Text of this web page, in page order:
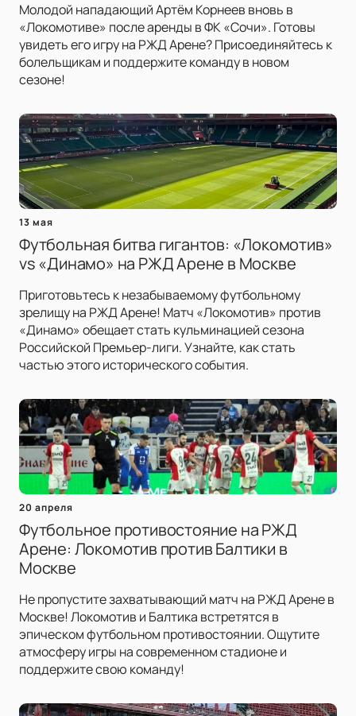
Молодой нападающий Артём Корнеев вновь в
«Локомотиве» после аренды в ФК «Сочи». Готовы
увидеть его игру на РЖД Арене? Присоединяйтесь к
болельщикам и поддержите команду в новом
сезоне!
13 мая
Футбольная битва гигантов: «Локомотив»
vs «Динамо» на РЖД Арене в Москве
Приготовьтесь к незабываемому футбольному
зрелищу на РЖД Арене! Матч «Локомотив» против
«Динамо» обещает стать кульминацией сезона
Российской Премьер-лиги. Узнайте, как стать
частью этого исторического события.
20 апреля
Футбольное противостояние на РЖД
Арене: Локомотив против Балтики в
Москве
Не пропустите захватывающий матч на РЖД Арене в
Москве! Локомотив и Балтика встретятся в
эпическом футбольном противостоянии. Ощутите
атмосферу игры на современном стадионе и
поддержите свою команду!